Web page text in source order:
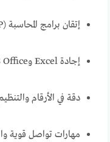
إتقان برامج المحاسبة (QuickBooks، ERP).
إجادة Excel وMS Office.
دقة في الأرقام
مهارات تواصل قوية